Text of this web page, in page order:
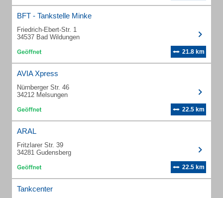
BFT - Tankstelle Minke
Friedrich-Ebert-Str. 1
34537 Bad Wildungen
21.8 km
AVIA Xpress
Nürnberger Str. 46
34212 Melsungen
22.5 km
ARAL
Fritzlarer Str. 39
34281 Gudensberg
22.5 km
Tankcenter